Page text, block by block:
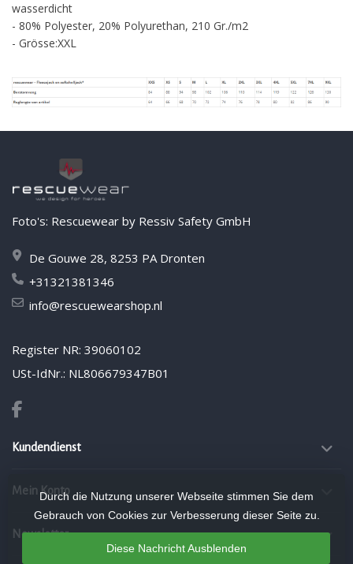
wasserdicht
- 80% Polyester, 20% Polyurethan, 210 Gr./m2
- Grösse:XXL
Foto's: Rescuewear by Ressiv Safety GmbH
De Gouwe 28, 8253 PA Dronten
+31321381346
info@rescuewearshop.nl
Register NR: 39060102
USt-IdNr.: NL806679347B01
Kundendienst
Mein Konto
Newsletter
Durch die Nutzung unserer Webseite stimmen Sie dem
Gebrauch von Cookies zur Verbesserung dieser Seite zu.
Diese Nachricht Ausblenden